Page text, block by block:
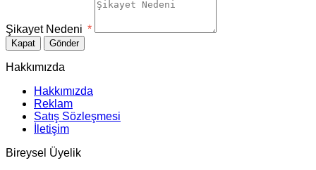
Şikayet Nedeni *
Kapat Gönder
Hakkımızda
Hakkımızda
Reklam
Satış Sözleşmesi
İletişim
Bireysel Üyelik